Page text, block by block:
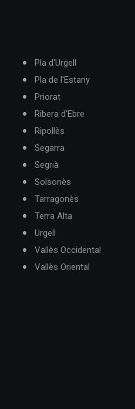
Pla d'Urgell
Pla de l'Estany
Priorat
Ribera d'Ebre
Ripollès
Segarra
Segrià
Solsonès
Tarragonès
Terra Alta
Urgell
Vallès Occidental
Vallès Oriental